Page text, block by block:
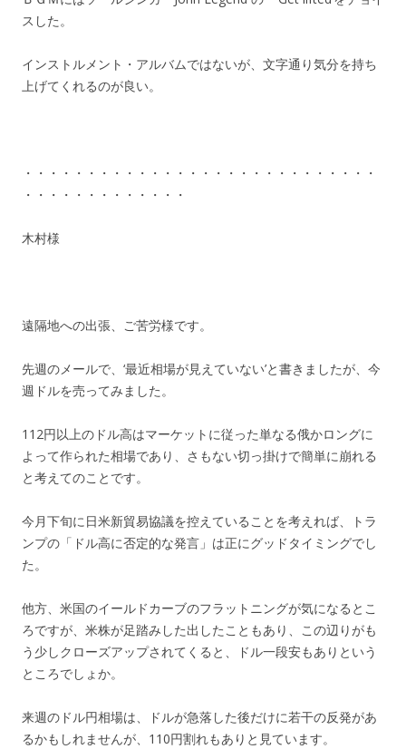
スした。
インストルメント・アルバムではないが、文字通り気分を持ち
上げてくれるのが良い。
・・・・・・・・・・・・・・・・・・・・・・・・・・・・
・・・・・・・・・・・・・
木村様
遠隔地への出張、ご苦労様です。
先週のメールで、‘最近相場が見えていない’と書きましたが、今
週ドルを売ってみました。
112円以上のドル高はマーケットに従った単なる俄かロングに
よって作られた相場であり、さもない切っ掛けで簡単に崩れる
と考えてのことです。
今月下旬に日米新貿易協議を控えていることを考えれば、トラ
ンプの「ドル高に否定的な発言」は正にグッドタイミングでし
た。
他方、米国のイールドカーブのフラットニングが気になるとこ
ろですが、米株が足踏みした出したこともあり、この辺りがも
う少しクローズアップされてくると、ドル一段安もありという
ところでしょか。
来週のドル円相場は、ドルが急落した後だけに若干の反発があ
るかもしれませんが、110円割れもありと見ています。